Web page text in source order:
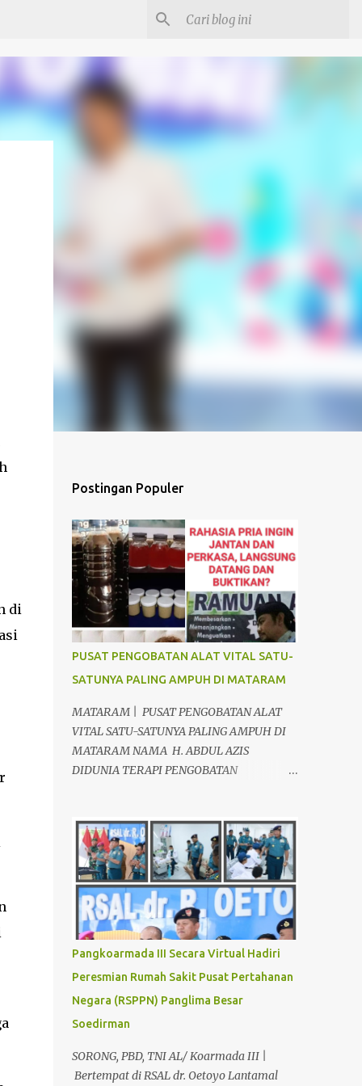
di
Postingan Populer
PUSAT PENGOBATAN ALAT VITAL SATU-
SATUNYA PALING AMPUH DI MATARAM
MATARAM | PUSAT PENGOBATAN ALAT
VITAL SATU-SATUNYA PALING AMPUH DI
MATARAM NAMA H. ABDUL AZIS
DIDUNIA TERAPI PENGOBATAN
KEMBALI JANTAN DAN PERKASA, sudah
tidak asing lagi dimata warga baik para
pria maupun wanita, terutama bapak-
bapak dan ibu-ibu. Lokasi Prakteknya Yang
sudah menyebar diseluruh daerah di
Indonesia Sangat Dibutuhkan di Mata
Warga Membuat Pengobatan Keperkasaan
Pria, H. Abdul Azis sangat
direkomendasikan. ANDA INGIN MENCARI
PENGOBATAN KEPERKASAAN Paling
Ampuh Di Kota Terdekat Di Mataram,?
Dengan Waktu Yang Cepat Untuk
Menyembuhkan Berbagai keluhan Alat
Pangkoarmada III Secara Virtual Hadiri
Peresmian Rumah Sakit Pusat Pertahanan
Negara (RSPPN) Panglima Besar
Soedirman
SORONG, PBD, TNI AL/ Koarmada III |
Bertempat di RSAL dr. Oetoyo Lantamal